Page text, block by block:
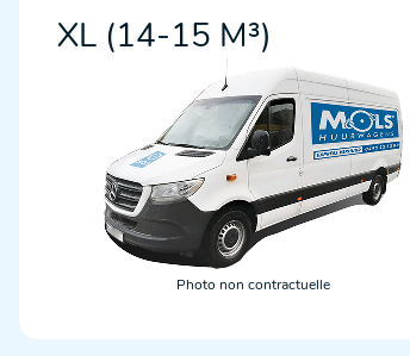
XL (14-15 M³)
Photo non contractuelle